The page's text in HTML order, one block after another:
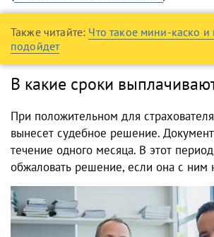
Также читайте: Что такое мини-каско и
подойдет
В какие сроки
При положительном для
вынесет судебное решение.
течение одного месяца. В этот
обжаловать решение, если она с ним